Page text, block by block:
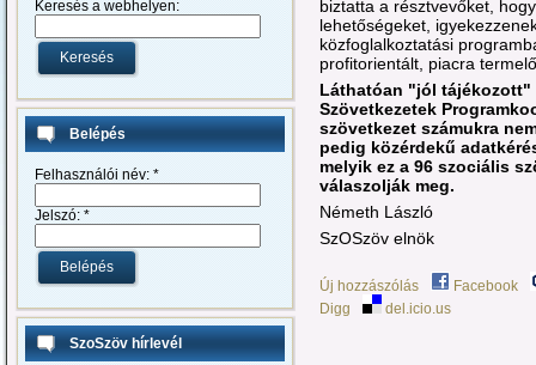
Keresés a webhelyen:
Belépés
Felhasználói név: *
Jelszó: *
SzoSzöv hírlevél
biztatta a résztvevőket,
lehetőségeket,
közfoglalkoztatási
profitorientált, piacra
Láthatóan "jól tájékozott"
Szövetkezetek
szövetkezet számukra
pedig közérdekű
melyik ez a 96 szociális
válaszolják meg.
Németh László
SzOSzöv elnök
Új hozzászólás
Facebook
Digg
del.icio.us